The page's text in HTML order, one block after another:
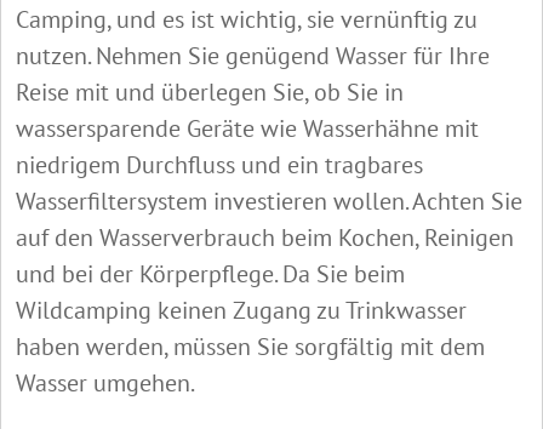
Camping, und es ist wichtig, sie vernünftig zu
nutzen. Nehmen Sie genügend Wasser für Ihre
Reise mit und überlegen Sie, ob Sie in
wassersparende Geräte wie Wasserhähne mit
niedrigem Durchfluss und ein tragbares
Wasserfiltersystem investieren wollen. Achten Sie
auf den Wasserverbrauch beim Kochen, Reinigen
und bei der Körperpflege. Da Sie beim
Wildcamping keinen Zugang zu Trinkwasser
haben werden, müssen Sie sorgfältig mit dem
Wasser umgehen.